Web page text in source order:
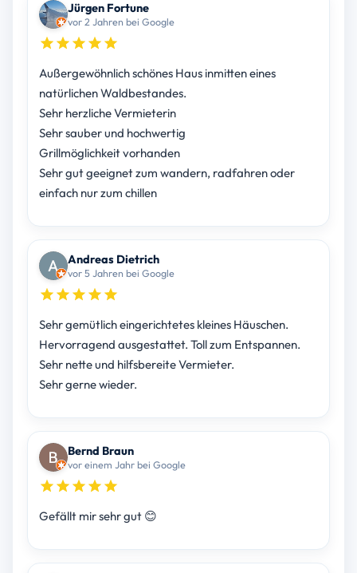
Jürgen Fortune
vor 2 Jahren bei Google
Außergewöhnlich schönes Haus inmitten eines
natürlichen Waldbestandes.
Sehr herzliche Vermieterin
Sehr sauber und hochwertig
Grillmöglichkeit vorhanden
Sehr gut geeignet zum wandern, radfahren oder
einfach nur zum chillen
Andreas Dietrich
vor 5 Jahren bei Google
Sehr gemütlich eingerichtetes kleines Häuschen.
Hervorragend ausgestattet. Toll zum Entspannen.
Sehr nette und hilfsbereite Vermieter.
Sehr gerne wieder.
Bernd Braun
vor einem Jahr bei Google
Gefällt mir sehr gut 😊